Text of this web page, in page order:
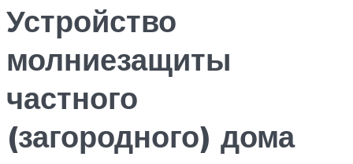
Устройство
молниезащиты
частного
(загородного) дома